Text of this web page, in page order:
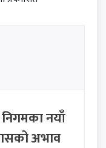
नयाँ
अभाव